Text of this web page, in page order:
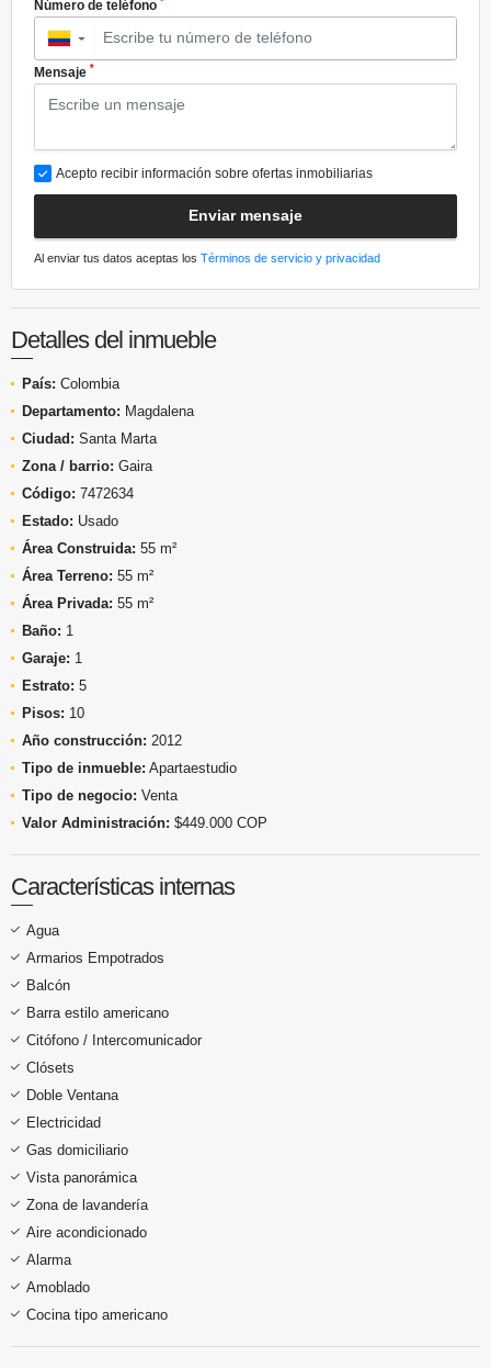
Número de teléfono
▼
Mensaje *
Acepto recibir información sobre ofertas inmobiliarias
Enviar mensaje
Al enviar tus datos aceptas los Términos de servicio y privacidad
Detalles del inmueble
País: Colombia
Departamento: Magdalena
Ciudad: Santa Marta
Zona / barrio: Gaira
Código: 7472634
Estado: Usado
Área Construida: 55 m²
Área Terreno: 55 m²
Área Privada: 55 m²
Baño: 1
Garaje: 1
Estrato: 5
Pisos: 10
Año construcción: 2012
Tipo de inmueble: Apartaestudio
Tipo de negocio: Venta
Valor Administración: $449.000 COP
Características internas
Agua
Armarios Empotrados
Balcón
Barra estilo americano
Citófono / Intercomunicador
Clósets
Doble Ventana
Electricidad
Gas domiciliario
Vista panorámica
Zona de lavandería
Aire acondicionado
Alarma
Amoblado
Cocina tipo americano